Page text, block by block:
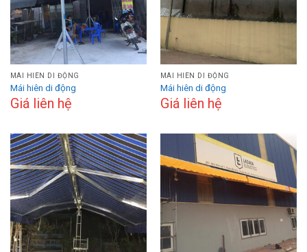
MÁI HIÊN DI ĐỘNG
Mái hiên di động
Giá liên hệ
MÁI HIÊN DI ĐỘNG
Mái hiên di động
Giá liên hệ